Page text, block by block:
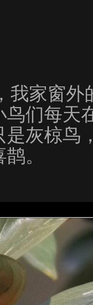
我家窗
鸟们每天
是灰椋鸟
。